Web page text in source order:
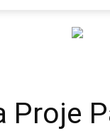
Proje